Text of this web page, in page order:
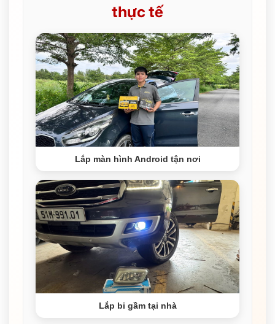
thực tế
Lắp màn hình Android tận nơi
Lắp bi gầm tại nhà